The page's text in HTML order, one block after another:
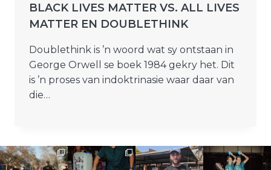
BLACK LIVES MATTER VS. ALL LIVES
MATTER EN DOUBLETHINK
Doublethink is ’n woord wat sy ontstaan in
George Orwell se boek 1984 gekry het. Dit
is ’n proses van indoktrinasie waar daar van
die…